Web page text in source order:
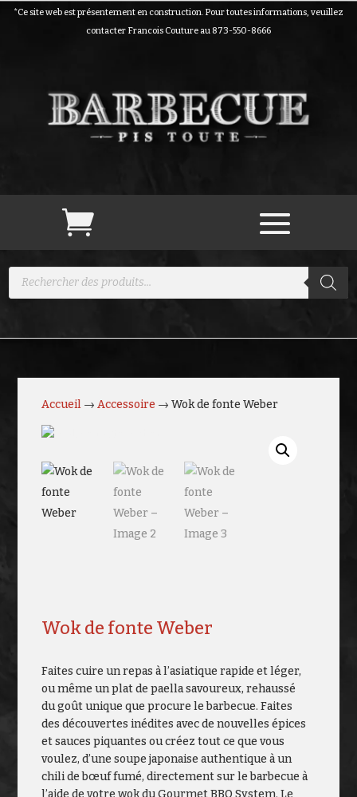
*Ce site web est présentement en construction. Pour toutes informations, veuillez
contacter Francois Couture au 873-550-8666
Recherche
Accueil →Accessoire → Wok de fonte Weber
Wok de fonte Weber
Faites cuire un repas à l’asiatique rapide et léger,
ou même un plat de paella savoureux, rehaussé
du goût unique que procure le barbecue. Faites
des découvertes inédites avec de nouvelles épices
et sauces piquantes ou créez tout ce que vous
voulez, d’une soupe japonaise authentique à un
chili de bœuf fumé, directement sur le barbecue à
l’aide de votre wok du Gourmet BBQ System. Le